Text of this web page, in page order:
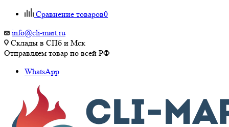
Сравнение товаров0
info@cli-mart.ru
Склады в СПб и Мск
Отправляем товар по всей РФ
WhatsApp